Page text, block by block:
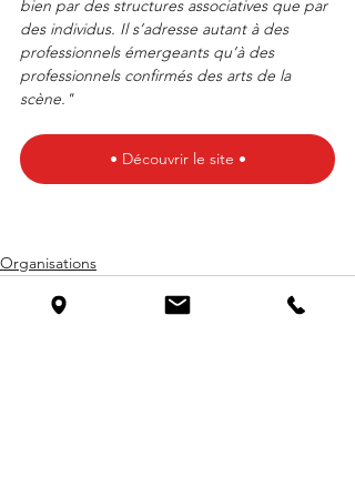
bien par des structures associatives que par
des individus. Il s’adresse autant à des
professionnels émergeants qu’à des
professionnels confirmés des arts de la
scène."
• Découvrir le site •
Organisations